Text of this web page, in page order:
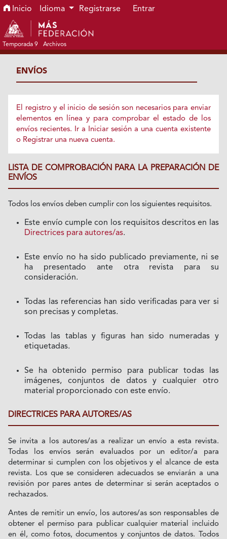
Ir al menú de navegación principal
Ir al contenido principal
Ir al pie de página del sitio
Inicio Idioma Registrarse Entrar
Temporada 9 Archivos
ENVÍOS
El registro y el inicio de sesión son necesarios para enviar
elementos en línea y para comprobar el estado de los
envíos recientes. Ir a Iniciar sesióna una cuenta existente
o Registrar una nueva cuenta.
LISTA DE COMPROBACIÓN PARA LA PREPARACIÓN DE
ENVÍOS
Todos los envíos deben cumplir con los siguientes requisitos.
Este envío cumple con los requisitos descritos en las
Directrices para autores/as.
Este envío no ha sido publicado previamente, ni se
ha presentado ante otra revista para su
consideración.
Todas las referencias han sido verificadas para ver si
son precisas y completas.
Todas las tablas y figuras han sido numeradas y
etiquetadas.
Se ha obtenido permiso para publicar todas las
imágenes, conjuntos de datos y cualquier otro
material proporcionado con este envío.
DIRECTRICES PARA AUTORES/AS
Se invita a los autores/as a realizar un envío a esta revista.
Todas los envíos serán evaluados por un editor/a para
determinar si cumplen con los objetivos y el alcance de esta
revista. Los que se consideren adecuados se enviarán a una
revisión por pares antes de determinar si serán aceptados o
rechazados.
Antes de remitir un envío, los autores/as son responsables de
obtener el permiso para publicar cualquier material incluido
en él, como fotos, documentos y conjuntos de datos. Todos